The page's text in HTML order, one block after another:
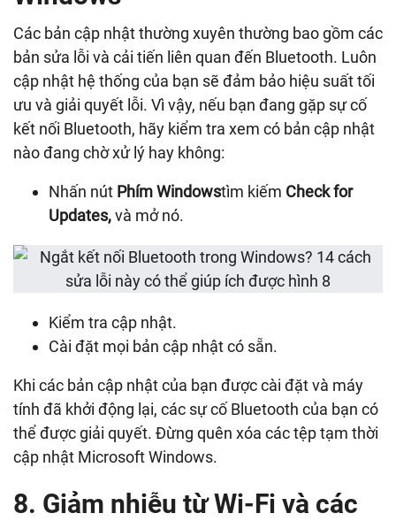
Các bản cập nhật thường xuyên thường bao gồm các
bản sửa lỗi và cải tiến liên quan đến Bluetooth. Luôn
cập nhật hệ thống của bạn sẽ đảm bảo hiệu suất tối
ưu và giải quyết lỗi. Vì vậy, nếu bạn đang gặp sự cố
kết nối Bluetooth, hãy kiểm tra xem có bản cập nhật
nào đang chờ xử lý hay không:
Nhấn nút Phím Windowstìm kiếm Check for
Updates,và mở nó.
Kiểm tra cập nhật.
Cài đặt mọi bản cập nhật có sẵn.
Khi các bản cập nhật của bạn được cài đặt và máy
tính đã khởi động lại, các sự cố Bluetooth của bạn có
thể được giải quyết. Đừng quên xóa các tệp tạm thời
cập nhật Microsoft Windows.
8. Giảm nhiễu từ Wi-Fi và các